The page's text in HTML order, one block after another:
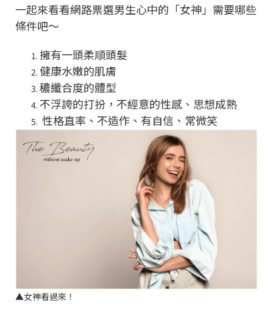
一起來看看網路票選男生心中的「女神」需要哪些
條件吧～
擁有一頭柔順頭髮
健康水嫩的肌膚
穠纖合度的體型
不浮誇的打扮，不經意的性感、思想成熟
性格直率、不造作、有自信、常微笑
▲女神看過來！